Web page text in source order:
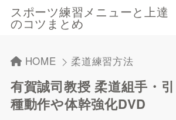
スポーツ練習メニューと上達
のコツまとめ
HOME 柔道練習方法
有賀誠司教授 柔道組手・
種動作や体幹強化DVD